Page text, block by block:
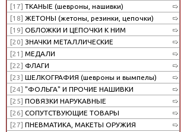
[17] ТКАНЫЕ (шевроны, нашивки)
[18] ЖЕТОНЫ (жетоны, резинки, цепочки)
[19] ОБЛОЖКИ И ЦЕПОЧКИ К НИМ
[20] ЗНАЧКИ МЕТАЛЛИЧЕСКИЕ
[21] МЕДАЛИ
[22] ФЛАГИ
[23] ШЕЛКОГРАФИЯ (шевроны и вымпелы)
[24] "ФОЛЬГА" И ПРОЧИЕ НАШИВКИ
[25] ПОВЯЗКИ НАРУКАВНЫЕ
[26] СОПУТСТВУЮЩИЕ ТОВАРЫ
[27] ПНЕВМАТИКА, МАКЕТЫ ОРУЖИЯ